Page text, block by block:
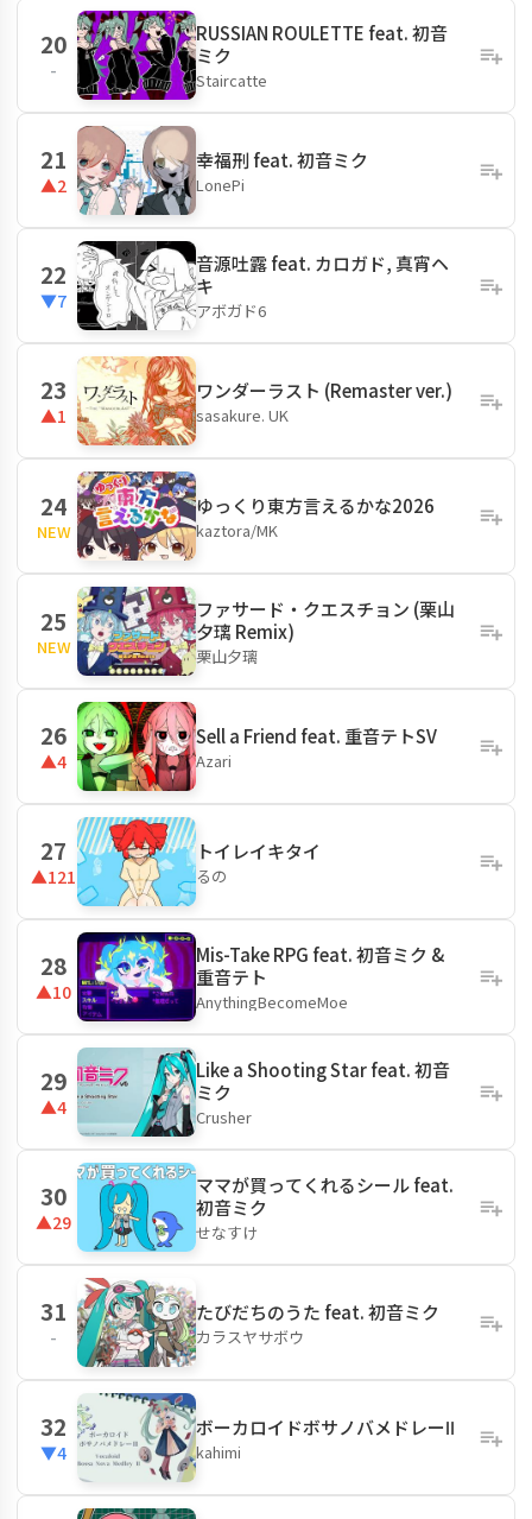
20
-
RUSSIAN ROULETTE feat. 初音
ミク
Staircatte
21
▲2
幸福刑 feat. 初音ミク
LonePi
22
▼7
音源吐露 feat. カロガド, 真宵ヘ
キ
アボガド6
23
▲1
ワンダーラスト (Remaster ver.)
sasakure. UK
24
NEW
ゆっくり東方言えるかな2026
kaztora/MK
25
NEW
ファサード・クエスチョン (栗山
夕璃 Remix)
栗山夕璃
26
▲4
Sell a Friend feat. 重音テトSV
Azari
27
▲121
トイレイキタイ
るの
28
▲10
Mis-Take RPG feat. 初音ミク &
重音テト
AnythingBecomeMoe
29
▲4
Like a Shooting Star feat. 初音
ミク
Crusher
30
▲29
ママが買ってくれるシール feat.
初音ミク
せなすけ
31
-
たびだちのうた feat. 初音ミク
カラスヤサボウ
32
▼4
ボーカロイドボサノバメドレーⅡ
kahimi